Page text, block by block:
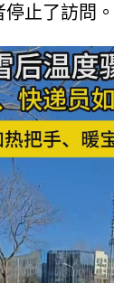
停止了訪問。